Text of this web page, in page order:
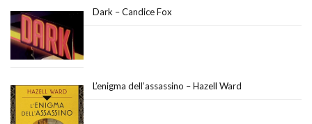
Dark – Candice Fox
L’enigma dell’assassino – Hazell Ward